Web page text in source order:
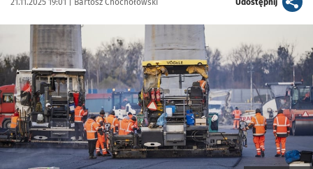
21.11.2025 19:01 | Bartosz Chochołowski Udostępnij
Kliknij, aby zobaczyć galerię